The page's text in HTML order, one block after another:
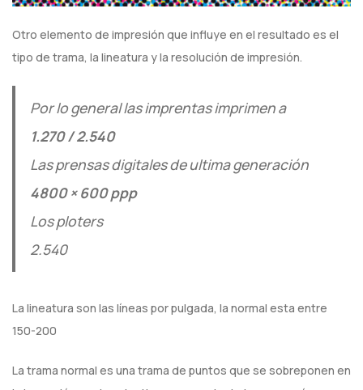
Otro elemento de impresión que influye en el resultado es el
tipo de trama, la lineatura y la resolución de impresión.
Por lo general las imprentas imprimen a
1.270 / 2.540
Las prensas digitales de ultima generación
4800 × 600 ppp
Los ploters
2.540
La lineatura son las líneas por pulgada, la normal esta entre
150-200
La trama normal es una trama de puntos que se sobreponen en